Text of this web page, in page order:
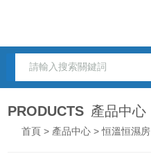
PRODUCTS 產品中心
首頁 > 產品中心 >恒溫恒濕房